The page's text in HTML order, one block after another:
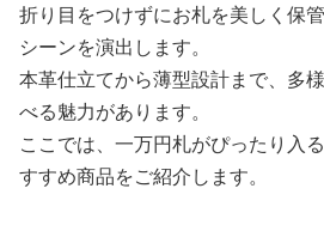
折り目をつけずにお札を美しく保
シーンを演出します。
本革仕立てから薄型設計まで、多
べる魅力があります。
ここでは、一万円札がぴったり入
すすめ商品をご紹介します。